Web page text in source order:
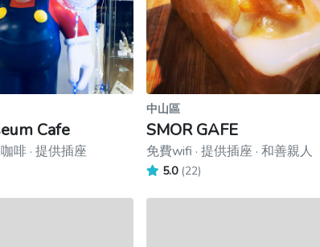
Cafe
啡 · 提供插座
中山區
SMOR GAFE
免費wifi · 提供插座 · 和善親人
5.0 (22)